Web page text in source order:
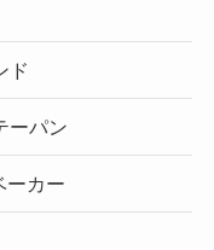
ド
ーパン
ーカー